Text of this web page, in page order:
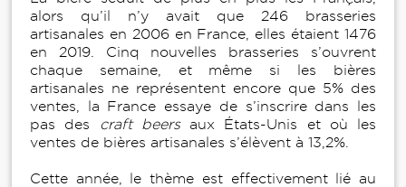
alors qu’il n’y avait que 246 brasseries
artisanales en 2006 en France, elles étaient 1476
en 2019. Cinq nouvelles brasseries s’ouvrent
chaque semaine, et même si les bières
artisanales ne représentent encore que 5% des
ventes, la France essaye de s’inscrire dans les
pas des craft beersaux États-Unis et où les
ventes de bières artisanales s’élèvent à 13,2%.
Cette année, le thème est effectivement lié au